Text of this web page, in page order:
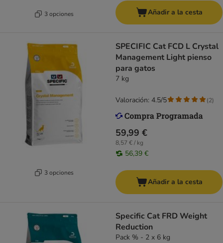
3 opciones Añadir a la cesta
3 opciones
SPECIFIC Cat FCD L Crystal
Management Light pienso
para gatos
7 kg
59,99 €
8,57 € / kg
56,39 €
Valoración: 4.5/5 (2)
Añadir a la cesta
Specific Cat FRD Weight
Reduction
Pack % - 2 x 6 kg